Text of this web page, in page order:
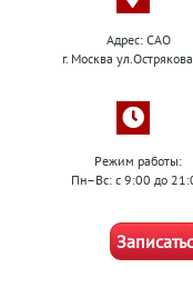
Адрес: САО
г. Москва
Режим работы:
Пн–Вс: с 9:00 до